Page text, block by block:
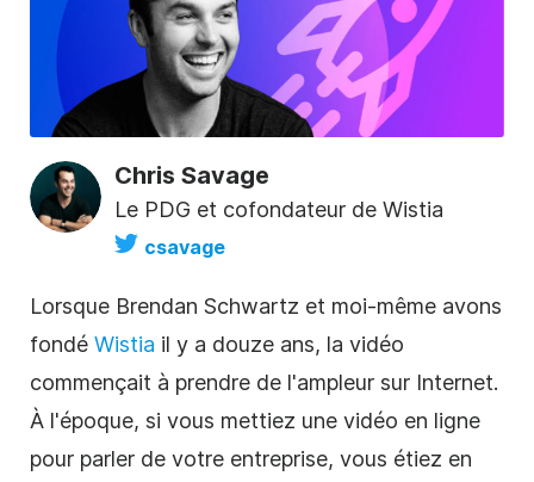
Chris Savage
Le PDG et cofondateur de Wistia
csavage
Lorsque Brendan Schwartz et moi-même avons
fondé Wistia il y a douze ans, la vidéo
commençait à prendre de l'ampleur sur Internet.
À l'époque, si vous mettiez une vidéo en ligne
pour parler de votre entreprise, vous étiez en